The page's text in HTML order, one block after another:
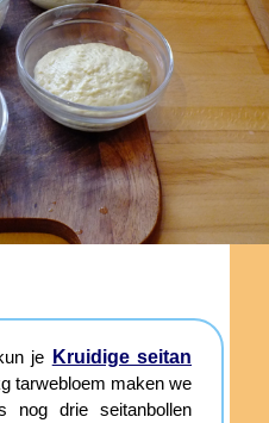
je
Kruidige seitan
tarwebloem maken we
nog drie seitanbollen